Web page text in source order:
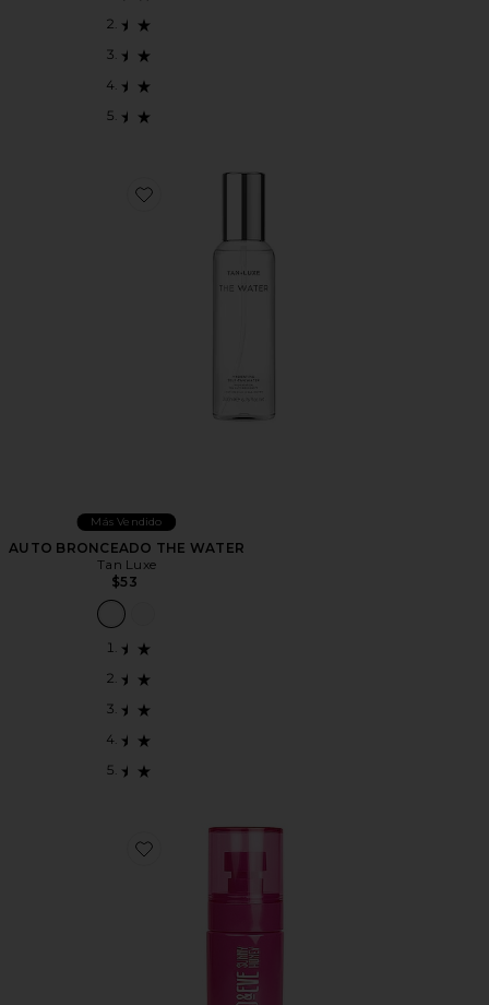
Favorite AUTO BRONCEADO THE WATER
Más Vendido
AUTO BRONCEADO THE WATER
Tan Luxe
$53
Favorite BRUMA BRONCEADORA PARA LA CARA